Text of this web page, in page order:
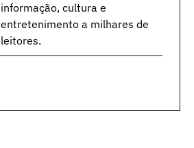
informação, cultura e
entretenimento a milhares de
leitores.